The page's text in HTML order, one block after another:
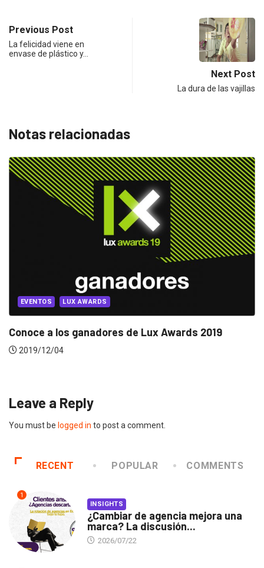
Previous Post
La felicidad viene en
envase de plástico y…
Next Post
La dura de las vajillas
Notas relacionadas
EVENTOS LUX AWARDS
Conoce a los ganadores de Lux Awards 2019
2019/12/04
Leave a Reply
You must be logged in to post a comment.
RECENT POPULAR COMMENTS
1
INSIGHTS
¿Cambiar de agencia mejora una
marca? La discusión...
2026/07/22